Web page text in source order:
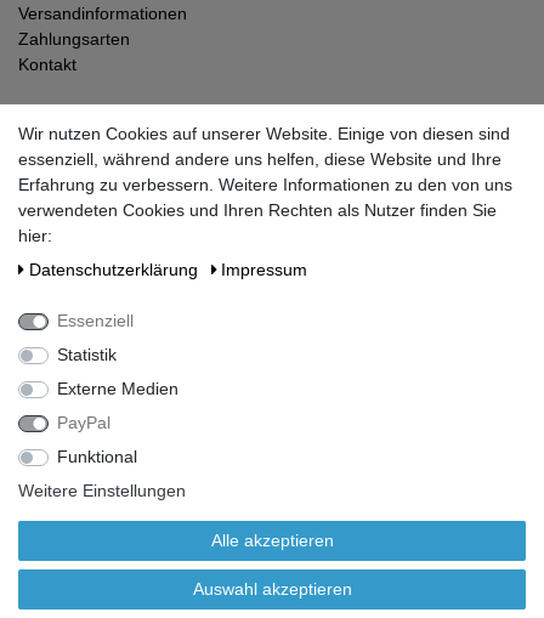
Versandinformationen
Zahlungsarten
Kontakt
Widerrufsrecht
Impressum
AGB
Vertrag widerrufen
Sie haben noch eine Frage?
loeschwassertank@braun-gmbh.eu
Fr:
Alle Preise inkl. gesetzlicher Mehrwertsteuer zzgl.
Transportkosten bis Einbauort.
Wir nutzen Cookies auf unserer Website. Einige von diesen sind
essenziell, während andere uns helfen, diese Website und Ihre
Erfahrung zu verbessern. Weitere Informationen zu den von uns
verwendeten Cookies und Ihren Rechten als Nutzer finden Sie
hier:
Daten­schutz­erklärung
Impressum
Essenziell
Statistik
Externe Medien
PayPal
Funktional
Weitere Einstellungen
Alle akzeptieren
Auswahl akzeptieren